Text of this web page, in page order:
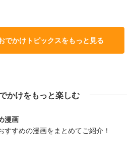
でかけトピックスをもっと見る
かけをもっと楽しむ
漫画
すすめの漫画をまとめてご紹介！